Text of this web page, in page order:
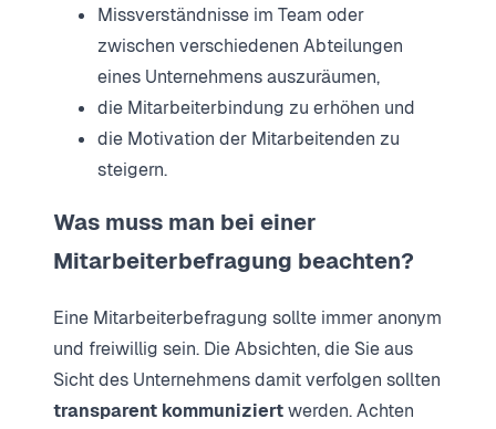
Missverständnisse im Team oder
zwischen verschiedenen Abteilungen
eines Unternehmens auszuräumen,
die Mitarbeiterbindung zu erhöhen und
die Motivation der Mitarbeitenden zu
steigern.
Was muss man bei einer
Mitarbeiterbefragung beachten?
Eine Mitarbeiterbefragung sollte immer anonym
und freiwillig sein. Die Absichten, die Sie aus
Sicht des Unternehmens damit verfolgen sollten
transparent kommuniziertwerden. Achten